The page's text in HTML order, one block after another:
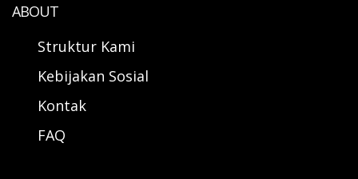
ABOUT
Struktur Kami
Kebijakan Sosial
Kontak
FAQ